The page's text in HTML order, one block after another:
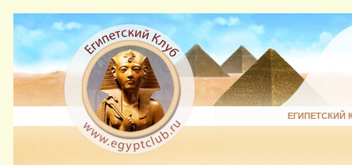
ЕГИПЕТСКИЙ